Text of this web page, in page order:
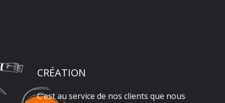
CRÉATION
C’est au service de nos clients que nous